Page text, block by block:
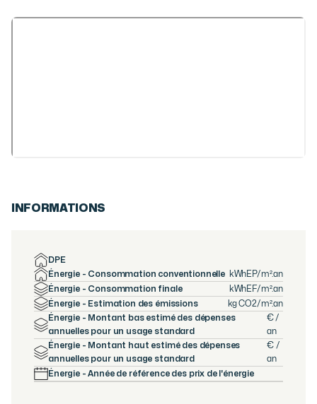
INFORMATIONS
DPE
Énergie - Consommation conventionnelle
kWhEP/m².an
Énergie - Consommation finale
kWhEF/m².an
Énergie - Estimation des émissions
kg CO2/m².an
Énergie - Montant bas estimé des dépenses
annuelles pour un usage standard
€ /
an
Énergie - Montant haut estimé des dépenses
annuelles pour un usage standard
€ /
an
Énergie - Année de référence des prix de l'énergie